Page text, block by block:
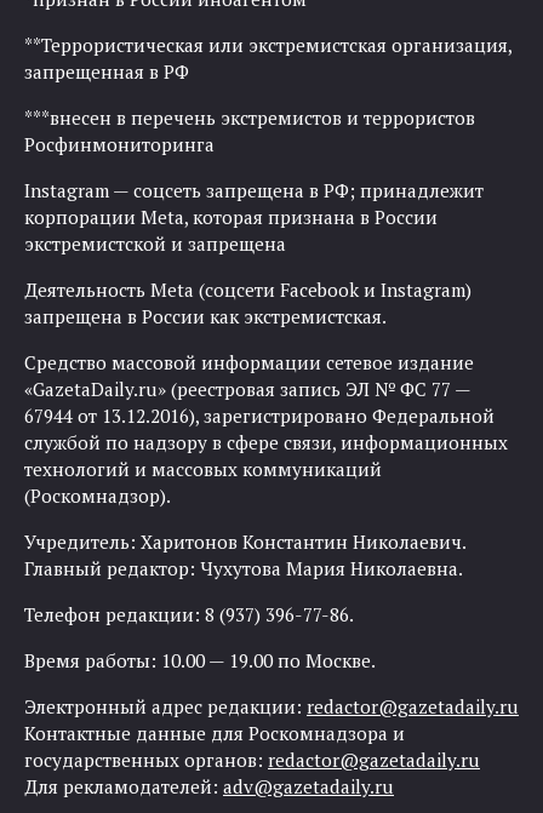
**Террористическая или экстремистская организация,
запрещенная в РФ
***внесен в перечень экстремистов и террористов
Росфинмониторинга
Instagram — соцсеть запрещена в РФ; принадлежит
корпорации Meta, которая признана в России
экстремистской и запрещена
Деятельность Meta (соцсети Facebook и Instagram)
запрещена в России как экстремистская.
Средство массовой информации сетевое издание
«GazetaDaily.ru» (реестровая запись ЭЛ № ФС 77 —
67944 от 13.12.2016), зарегистрировано Федеральной
службой по надзору в сфере связи, информационных
технологий и массовых коммуникаций
(Роскомнадзор).
Учредитель: Харитонов Константин Николаевич.
Главный редактор: Чухутова Мария Николаевна.
Телефон редакции: 8 (937) 396-77-86.
Время работы: 10.00 — 19.00 по Москве.
Электронный адрес редакции: redactor@gazetadaily.ru
Контактные данные для Роскомнадзора и
государственных органов: redactor@gazetadaily.ru
Для рекламодателей: adv@gazetadaily.ru